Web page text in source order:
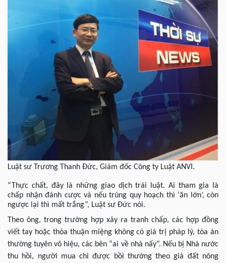
Luật sư Trương Thanh Đức, Giám đốc Công ty Luật ANVI.
“Thực chất, đây là những giao dịch trái luật. Ai tham gia là
chấp nhận đánh cược và nếu trúng quy hoạch thì ‘ăn lớn’, còn
ngược lại thì mất trắng”, Luật sư Đức nói.
Theo ông, trong trường hợp xảy ra tranh chấp, các hợp đồng
viết tay hoặc thỏa thuận miệng không có giá trị pháp lý, tòa án
thường tuyên vô hiệu, các bên “ai về nhà nấy”. Nếu bị Nhà nước
thu hồi, người mua chỉ được bồi thường theo giá đất nông